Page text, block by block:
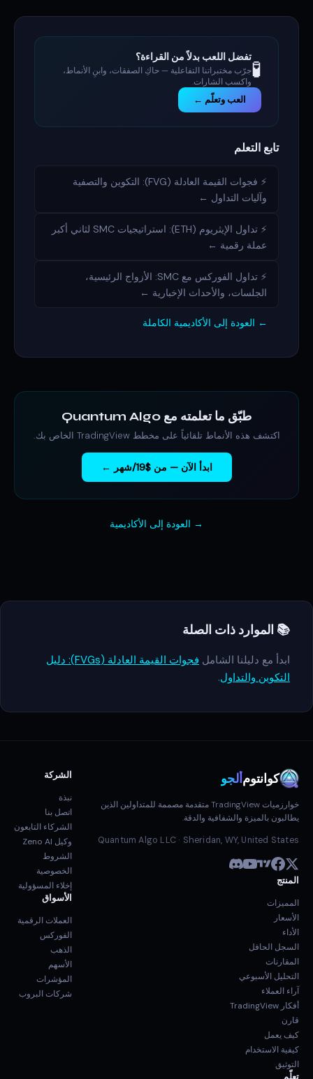
🧪تفضل اللعب بدلاً من القراءة؟
جرّب مختبراتنا التفاعلية — حاكِ الصفقات، وابنِ الأنماط،
واكسب الشارات.
العب وتعلّم ←
تابع التعلم
⚡ فجوات القيمة العادلة (FVG): التكوين والتصفية
وآليات التداول ←
⚡ تداول الإيثريوم (ETH): استراتيجيات SMC لثاني أكبر
عملة رقمية ←
⚡ تداول الفوركس مع SMC: الأزواج الرئيسية،
الجلسات، والأحداث الإخبارية ←
← العودة إلى الأكاديمية الكاملة
طبّق ما تعلمته مع Quantum Algo
اكتشف هذه الأنماط تلقائياً على مخطط TradingView الخاص بك.
ابدأ الآن — من $19/شهر ←
→ العودة إلى الأكاديمية
📚 الموارد ذات الصلة
ابدأ مع دليلنا الشامل
فجوات القيمة العادلة (FVGs): دليل
التكوين والتداول.
كوانتومألجو
خوارزميات TradingView متقدمة مصممة للمتداولين الذين
يطالبون بالميزة والشفافية والدقة.
Quantum Algo LLC · Sheridan, WY, United States
المنتج
المميزات
الأسعار
الأداء
السجل الحافل
المقارنات
التحليل الأسبوعي
آراء العملاء
أفكار TradingView
قارن
كيف يعمل
كيفية الاستخدام
التوثيق
تعلّم
الشركة
نبذة
اتصل بنا
الشركاء التابعون
وكيل Zeno AI
الشروط
الخصوصية
إخلاء المسؤولية
الأسواق
العملات الرقمية
الفوركس
الذهب
الأسهم
المؤشرات
شركات البروب